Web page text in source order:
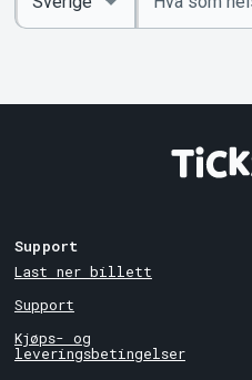
nøkkelord
Country
Support
Last ner billett
Support
Kjøps- og
leveringsbetingelser